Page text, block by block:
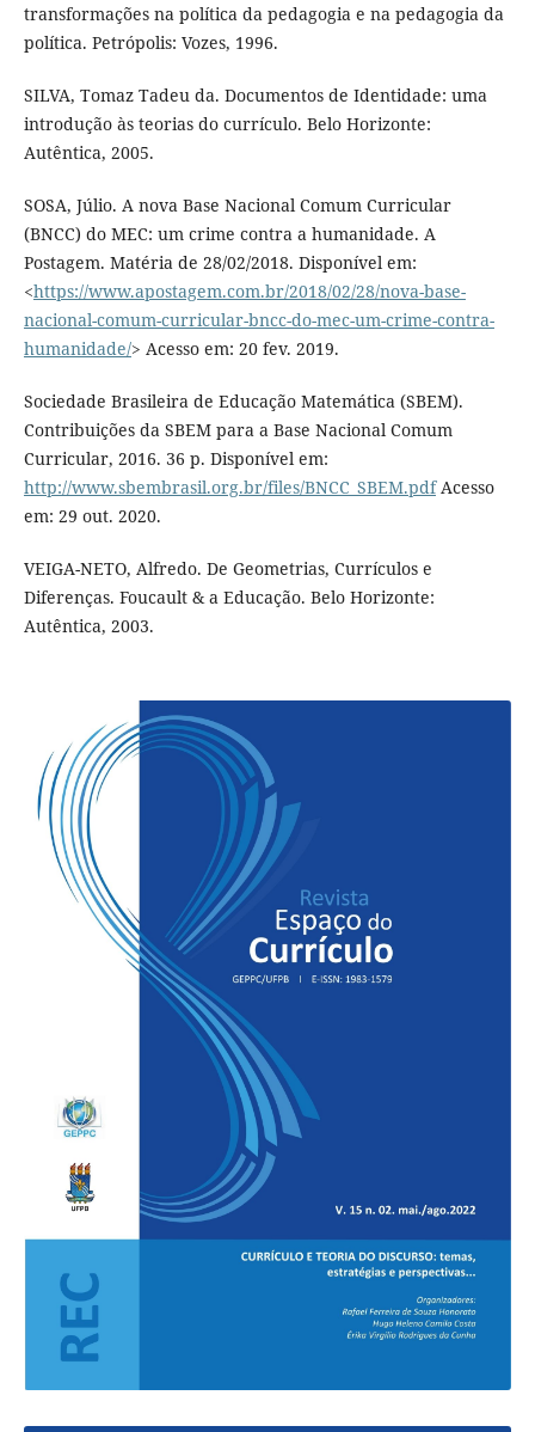
transformações na política da pedagogia e na pedagogia da
política. Petrópolis: Vozes, 1996.
SILVA, Tomaz Tadeu da. Documentos de Identidade: uma
introdução às teorias do currículo. Belo Horizonte:
Autêntica, 2005.
SOSA, Júlio. A nova Base Nacional Comum Curricular
(BNCC) do MEC: um crime contra a humanidade. A
Postagem. Matéria de 28/02/2018. Disponível em:
<https://www.apostagem.com.br/2018/02/28/nova-base-
nacional-comum-curricular-bncc-do-mec-um-crime-contra-
humanidade/> Acesso em: 20 fev. 2019.
Sociedade Brasileira de Educação Matemática (SBEM).
Contribuições da SBEM para a Base Nacional Comum
Curricular, 2016. 36 p. Disponível em:
http://www.sbembrasil.org.br/files/BNCC_SBEM.pdfAcesso
em: 29 out. 2020.
VEIGA-NETO, Alfredo. De Geometrias, Currículos e
Diferenças. Foucault & a Educação. Belo Horizonte:
Autêntica, 2003.